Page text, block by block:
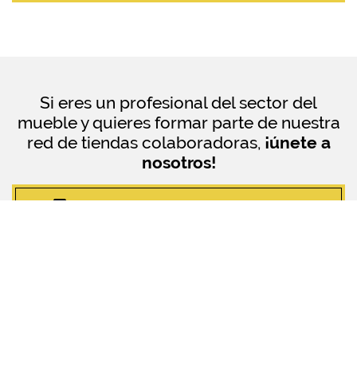
Si eres un profesional del sector del
mueble y quieres formar parte de nuestra
red de tiendas colaboradoras, ¡únete a
nosotros!